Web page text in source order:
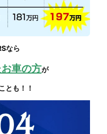
なら
車の方が
とも！！